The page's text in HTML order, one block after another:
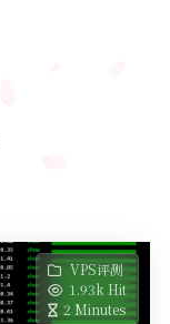
VPS评测
1.93k Hit
2 Minutes